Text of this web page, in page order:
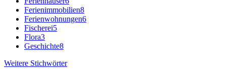
Ferienimmobilien8
Ferienwohnungen6
Fischerei5
Flora3
Geschichte8
Weitere Stichwörter